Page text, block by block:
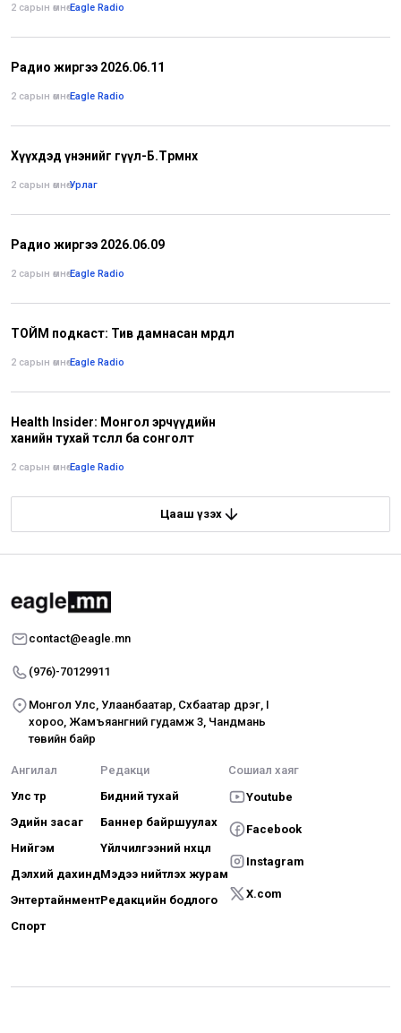
2 сарын өмнө•Eagle Radio
Радио жиргээ 2026.06.11
2 сарын өмнө•Eagle Radio
Хүүхдэд үнэнийг өгүүл-Б.Төрмөнх
2 сарын өмнө•Урлаг
Радио жиргээ 2026.06.09
2 сарын өмнө•Eagle Radio
ТОЙМ подкаст: Тив дамнасан мөрөөдөл
2 сарын өмнө•Eagle Radio
Health Insider: Монгол эрчүүдийн
ханийн тухай төсөөлөл ба сонголт
2 сарын өмнө•Eagle Radio
Цааш үзэх
contact@eagle.mn
(976)-70129911
Монгол Улс, Улаанбаатар, Сүхбаатар дүүрэг, I
хороо, Жамъяангүний гудамж 3, Чандмань
төвийн байр
Ангилал
Улс төр
Эдийн засаг
Нийгэм
Дэлхий дахинд
Энтертайнмент
Спорт
Редакци
Бидний тухай
Баннер байршуулах
Үйлчилгээний нөхцөл
Мэдээ нийтлэх журам
Редакцийн бодлого
Сошиал хаяг
Youtube
Facebook
Instagram
X.com